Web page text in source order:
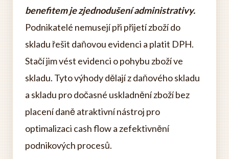
benefitem je zjednodušení administrativy.
Podnikatelé nemusejí při přijetí zboží do
skladu řešit daňovou evidenci a platit DPH.
Stačí jim vést evidenci o pohybu zboží ve
skladu. Tyto výhody dělají z daňového skladu
a skladu pro dočasné uskladnění zboží bez
placení daně atraktivní nástroj pro
optimalizaci cash flow a zefektivnění
podnikových procesů.